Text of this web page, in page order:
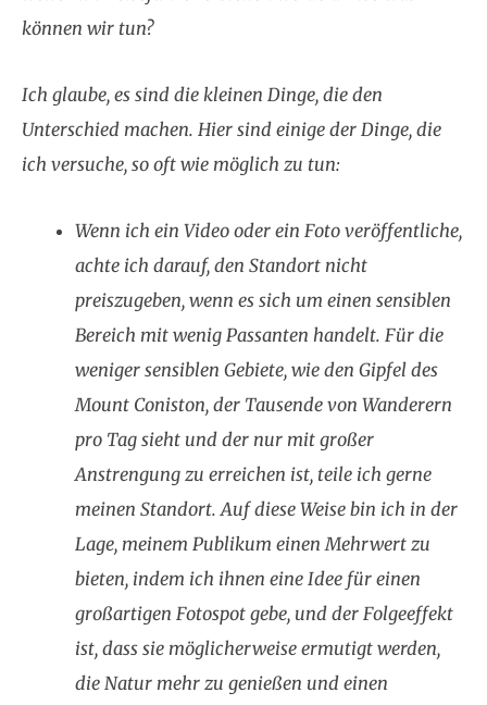
können wir tun?
Ich glaube, es sind die kleinen Dinge, die den
Unterschied machen. Hier sind einige der Dinge, die
ich versuche, so oft wie möglich zu tun:
Wenn ich ein Video oder ein Foto veröffentliche,
achte ich darauf, den Standort nicht
preiszugeben, wenn es sich um einen sensiblen
Bereich mit wenig Passanten handelt. Für die
weniger sensiblen Gebiete, wie den Gipfel des
Mount Coniston, der Tausende von Wanderern
pro Tag sieht und der nur mit großer
Anstrengung zu erreichen ist, teile ich gerne
meinen Standort. Auf diese Weise bin ich in der
Lage, meinem Publikum einen Mehrwert zu
bieten, indem ich ihnen eine Idee für einen
großartigen Fotospot gebe, und der Folgeeffekt
ist, dass sie möglicherweise ermutigt werden,
die Natur mehr zu genießen und einen